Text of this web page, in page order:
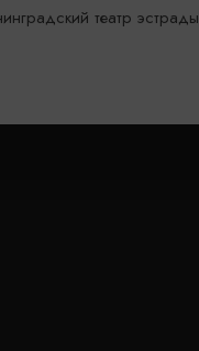
театр эстрады